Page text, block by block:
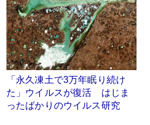
「永久凍土で3万年眠り続け
た」ウイルスが復活 はじま
ったばかりのウイルス研究